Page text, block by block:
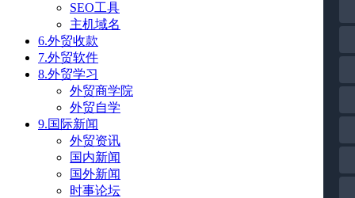
SEO工具
主机域名
6.外贸收款
7.外贸软件
8.外贸学习
外贸商学院
外贸自学
9.国际新闻
外贸资讯
国内新闻
国外新闻
时事论坛